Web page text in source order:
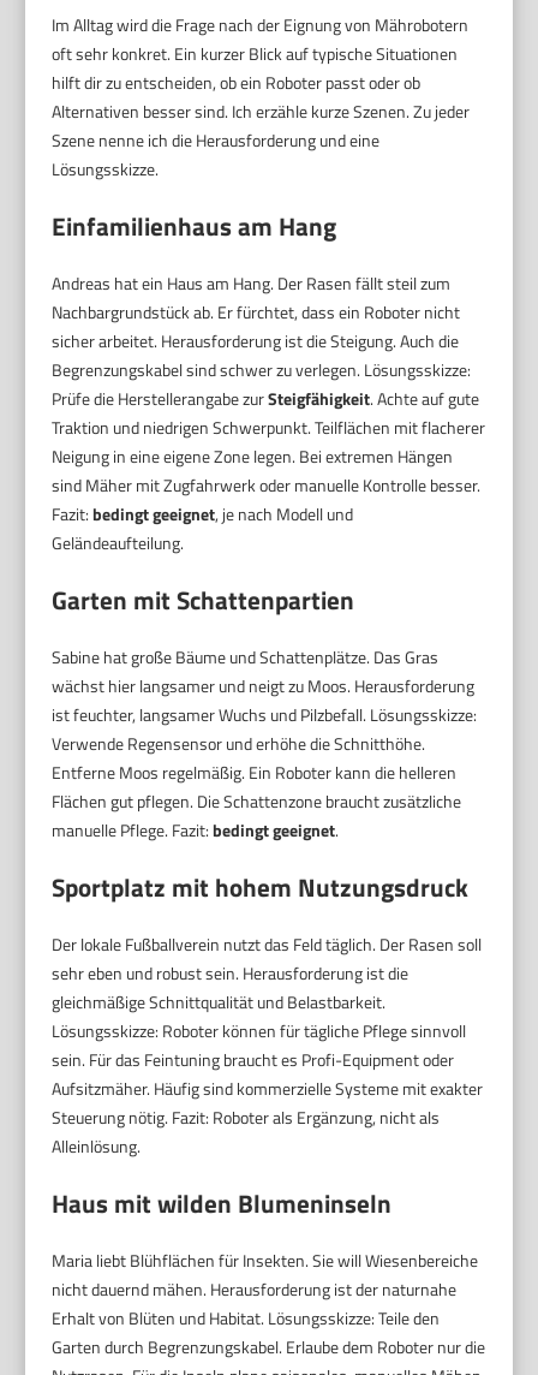
Im Alltag wird die Frage nach der Eignung von Mährobotern
oft sehr konkret. Ein kurzer Blick auf typische Situationen
hilft dir zu entscheiden, ob ein Roboter passt oder ob
Alternativen besser sind. Ich erzähle kurze Szenen. Zu jeder
Szene nenne ich die Herausforderung und eine
Lösungsskizze.
Einfamilienhaus am Hang
Andreas hat ein Haus am Hang. Der Rasen fällt steil zum
Nachbargrundstück ab. Er fürchtet, dass ein Roboter nicht
sicher arbeitet. Herausforderung ist die Steigung. Auch die
Begrenzungskabel sind schwer zu verlegen. Lösungsskizze:
Prüfe die Herstellerangabe zurSteigfähigkeit. Achte auf gute
Traktion und niedrigen Schwerpunkt. Teilflächen mit flacherer
Neigung in eine eigene Zone legen. Bei extremen Hängen
sind Mäher mit Zugfahrwerk oder manuelle Kontrolle besser.
Fazit:bedingt geeignet, je nach Modell und
Geländeaufteilung.
Garten mit Schattenpartien
Sabine hat große Bäume und Schattenplätze. Das Gras
wächst hier langsamer und neigt zu Moos. Herausforderung
ist feuchter, langsamer Wuchs und Pilzbefall. Lösungsskizze:
Verwende Regensensor und erhöhe die Schnitthöhe.
Entferne Moos regelmäßig. Ein Roboter kann die helleren
Flächen gut pflegen. Die Schattenzone braucht zusätzliche
manuelle Pflege. Fazit:bedingt geeignet.
Sportplatz mit hohem Nutzungsdruck
Der lokale Fußballverein nutzt das Feld täglich. Der Rasen soll
sehr eben und robust sein. Herausforderung ist die
gleichmäßige Schnittqualität und Belastbarkeit.
Lösungsskizze: Roboter können für tägliche Pflege sinnvoll
sein. Für das Feintuning braucht es Profi-Equipment oder
Aufsitzmäher. Häufig sind kommerzielle Systeme mit exakter
Steuerung nötig. Fazit: Roboter als Ergänzung, nicht als
Alleinlösung.
Haus mit wilden Blumeninseln
Maria liebt Blühflächen für Insekten. Sie will Wiesenbereiche
nicht dauernd mähen. Herausforderung ist der naturnahe
Erhalt von Blüten und Habitat. Lösungsskizze: Teile den
Garten durch Begrenzungskabel. Erlaube dem Roboter nur die